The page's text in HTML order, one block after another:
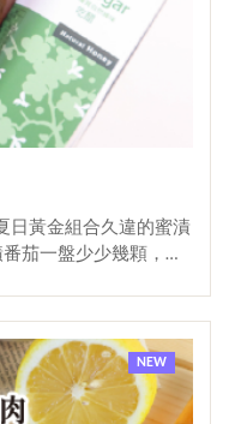
里鎮枇杷里慈恩街99號
醬 ① 將原味乳酪+希
碎，最後加入，完成
圓片＋鹽巴使其脫
③ 將原味乳酪+希臘優
檸檬汁＋黑胡椒粒加
臘優格可使抹醬更順
依據喜好做增減，喜
。喜歡甜的可用龍眼
或咸豐草蜜~➍ 做完的
蜜鮭魚乳酪抹醬有加
的小黃瓜口感很好，
餐 —— 搭配 貝果/吐
鬆餅加上一球抹醬，
日黃金組合久違的蜜漬
茄一盤少少幾顆，吃
拉夾幾顆出來搭配，
蜂蜜，發酵醞釀後靜
梅，遵循傳統古法釀
NEW